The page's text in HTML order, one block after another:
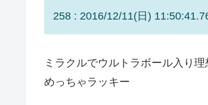
258 : 2016/12/11(日)
ミラクルでウルトラボール入り
めっちゃラッキー